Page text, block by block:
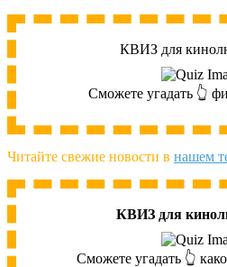
КВИЗ для
Сможете угадать 👆
Читайте свежие новости в нашем
КВИЗ для
Сможете угадать 👆